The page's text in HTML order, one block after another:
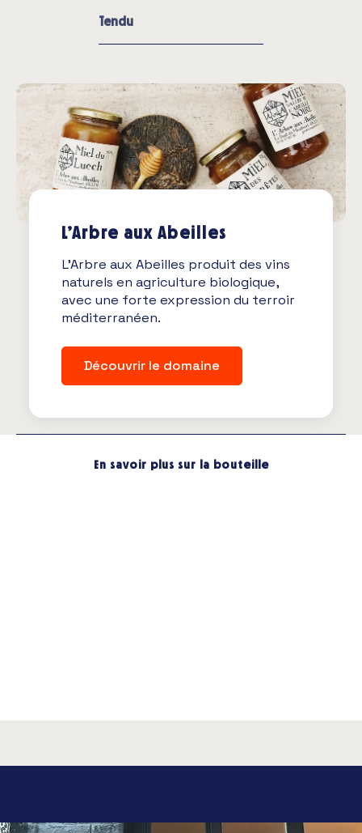
Tendu
L’Arbre aux Abeilles
L’Arbre aux Abeilles produit des vins
naturels en agriculture biologique,
avec une forte expression du terroir
méditerranéen.
Découvrir le domaine
En savoir plus sur la bouteille